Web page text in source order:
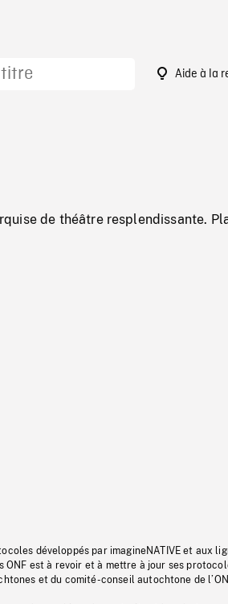
Aide à la
de théâtre resplendissante.
développés par imagineNATIVE et aux
est à revoir et à mettre à jour ses
et du comité-conseil autochtone de